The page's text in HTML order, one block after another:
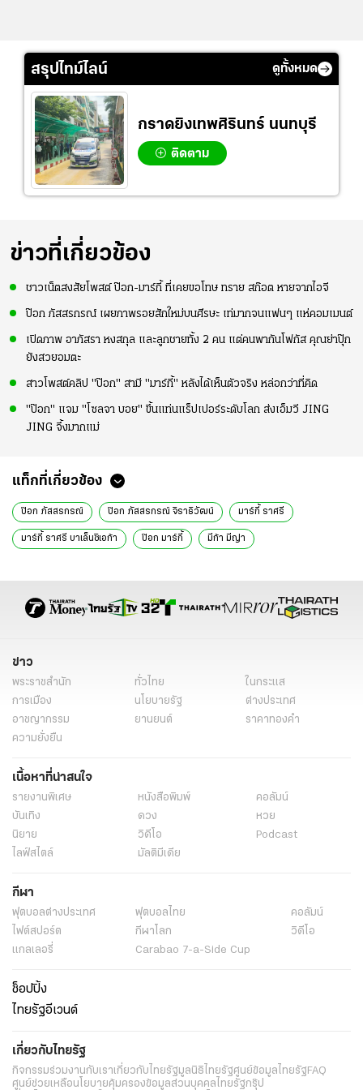
สรุปไทม์ไลน์ ดูทั้งหมด
กราดยิงเทพศิรินทร์ นนทบุรี
ติดตาม
ข่าวที่เกี่ยวข้อง
ชาวเน็ตสงสัยโพสต์ ป๊อก-มาร์กี้ ที่เคยขอโทษ ทราย สก๊อต หายจากไอจี
ป๊อก ภัสสรกรณ์ เผยภาพรอยสักใหม่บนศีรษะ เท่มากจนแฟนๆ แห่คอมเมนต์
เปิดภาพ อาภัสรา หงสกุล และลูกชายทั้ง 2 คน แต่คนพากันโฟกัส คุณย่าปุ๊ก
ยังสวยอมตะ
สาวโพสต์คลิป "ป๊อก" สามี "มาร์กี้" หลังได้เห็นตัวจริง หล่อกว่าที่คิด
"ป๊อก" แจม "โซลจา บอย" ขึ้นแท่นแร็ปเปอร์ระดับโลก ส่งเอ็มวี JING
JING จึ้งมากแม่
แท็กที่เกี่ยวข้อง
ป๊อก ภัสสรกรณ์ ป๊อก ภัสสรกรณ์ จิราธิวัฒน์ มาร์กี้ ราศรี
มาร์กี้ ราศรี บาเล็นซิเอก้า ป๊อก มาร์กี้ มีก้า มีญ่า
ข่าว
พระราชสำนัก ทั่วไทย
ในกระแส
การเมือง
นโยบายรัฐ
ต่างประเทศ
อาชญากรรม
ยานยนต์
ราคาทองคำ
ความยั่งยืน
เนื้อหาที่น่าสนใจ
รายงานพิเศษ หนังสือพิมพ์
คอลัมน์
บันเทิง
ดวง
หวย
นิยาย
วิดีโอ
Podcast
ไลฟ์สไตล์
มัลติมีเดีย
กีฬา
ฟุตบอลต่่างประเทศ ฟุตบอลไทย
คอลัมน์
ไฟต์สปอร์ต
กีฬาโลก
วิดีโอ
แกลเลอรี่
Carabao 7-a-Side Cup
ช็อปปิ้ง
ไทยรัฐอีเวนต์
เกี่ยวกับไทยรัฐ
กิจกรรมร่วมงานกับเราเกี่ยวกับไทยรัฐมูลนิธิไทยรัฐศูนย์ข้อมูลไทยรัฐFAQ
ศูนย์ช่วยเหลือนโยบายคุ้มครองข้อมูลส่วนบุคคลไทยรัฐกรุ๊ป